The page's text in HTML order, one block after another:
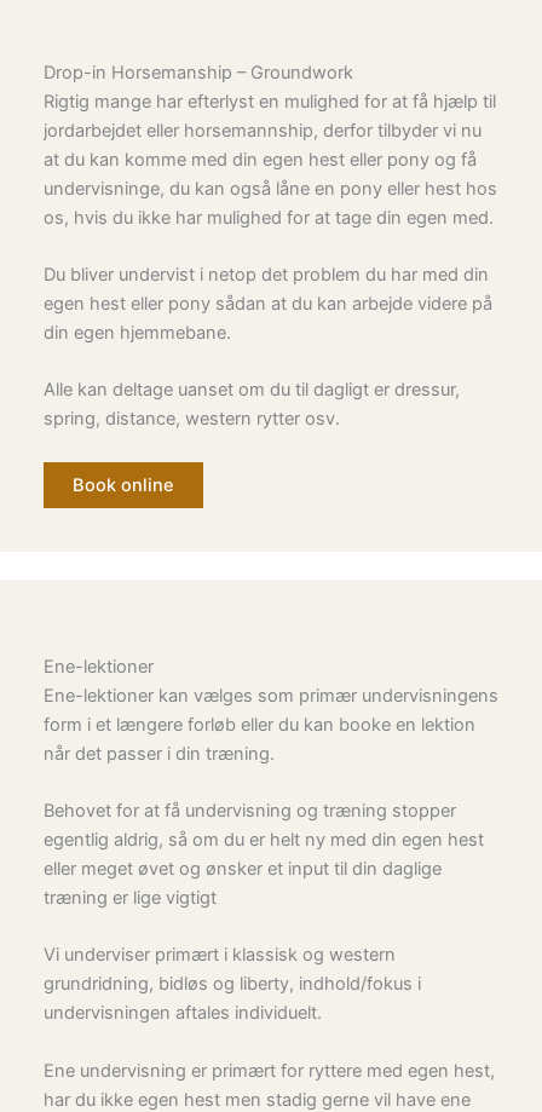
Drop-in Horsemanship – Groundwork
Rigtig mange har efterlyst en mulighed for at få hjælp til
jordarbejdet eller horsemannship, derfor tilbyder vi nu
at du kan komme med din egen hest eller pony og få
undervisninge, du kan også låne en pony eller hest hos
os, hvis du ikke har mulighed for at tage din egen med.
Du bliver undervist i netop det problem du har med din
egen hest eller pony sådan at du kan arbejde videre på
din egen hjemmebane.
Alle kan deltage uanset om du til dagligt er dressur,
spring, distance, western rytter osv.
Book online
Ene-lektioner
Ene-lektioner kan vælges som primær undervisningens
form i et længere forløb eller du kan booke en lektion
når det passer i din træning.
Behovet for at få undervisning og træning stopper
egentlig aldrig, så om du er helt ny med din egen hest
eller meget øvet og ønsker et input til din daglige
træning er lige vigtigt
Vi underviser primært i klassisk og western
grundridning, bidløs og liberty, indhold/fokus i
undervisningen aftales individuelt.
Ene undervisning er primært for ryttere med egen hest,
har du ikke egen hest men stadig gerne vil have ene